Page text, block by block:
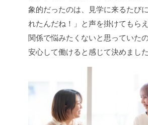
象的だったのは、見学に来るたび
れたんだね！」と声を掛けてもら
関係で悩みたくないと思っていた
安心して働けると感じて決めました